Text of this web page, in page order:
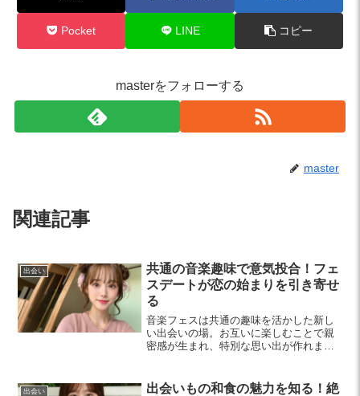
Pocket LINE コピー
masterをフォローする
master
関連記事
出会い
共通の音楽趣味で意気投合！フェ
スデートが恋の始まりを引き寄せ
る
音楽フェスは共通の趣味を活かした新し
い出会いの場。お互いに楽しむことで親
密感が生まれ、特別な思い出が作れま
出会い
出会いもの和食の魅力を知る！絶